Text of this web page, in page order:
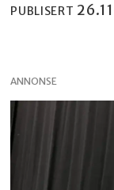
PUBLISERT
ANNONSE